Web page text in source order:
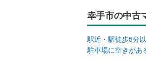
幸手市の中古
駅近・駅徒歩5分
駐車場に空きがあ